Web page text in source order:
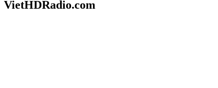
VietHDRadio.com